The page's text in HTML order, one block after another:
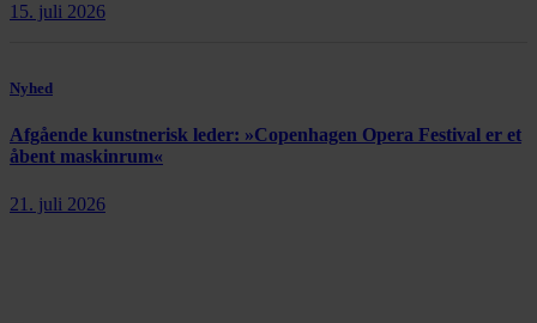
15. juli 2026
Nyhed
Afgående kunstnerisk leder: »Copenhagen Opera Festival er et
åbent maskinrum«
21. juli 2026